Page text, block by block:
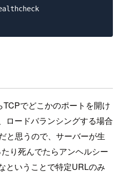
でどこかのポートを開け
ロードバランシングする場合
と思うので、サーバーが生
り死んでたらアンヘルシー
ということで特定URLのみ